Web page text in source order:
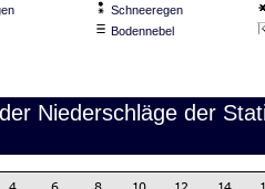
Schneeregen
Bodennebel
Niederschläge der